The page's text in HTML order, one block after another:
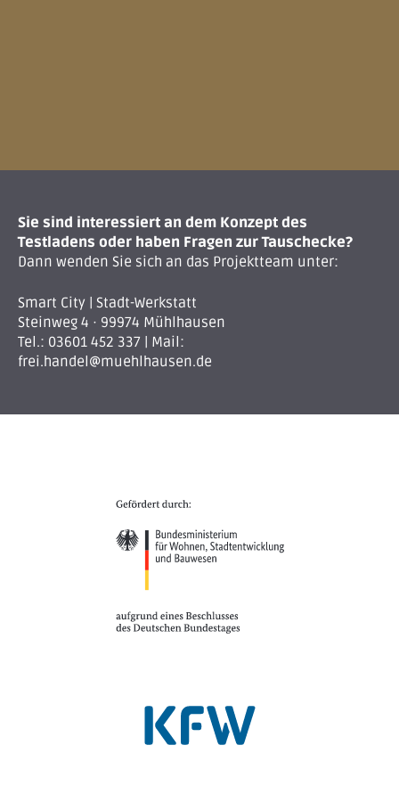
Sie sind interessiert an dem Konzept des
Testladens oder haben Fragen zur Tauschecke?
Dann wenden Sie sich an das Projektteam unter:
Smart City | Stadt-Werkstatt
Steinweg 4 · 99974 Mühlhausen
Tel.: 03601 452 337 | Mail:
frei.handel@muehlhausen.de